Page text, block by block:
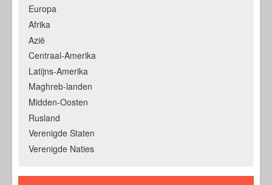
Europa
Afrika
Azië
Centraal-Amerika
Latijns-Amerika
Maghreb-landen
Midden-Oosten
Rusland
Verenigde Staten
Verenigde Naties